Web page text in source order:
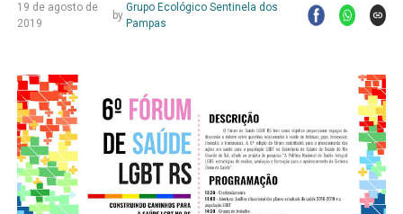
19 de agosto de
2019
by
Grupo Ecológico Sentinela dos
Pampas